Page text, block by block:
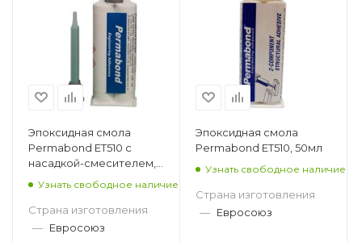
Эпоксидная смола
Permabond ET510 с
насадкой-смесителем,
Узнать свободное наличие
Страна изготовления
— Евросоюз
Эпоксидная смола
Permabond ET510, 50мл
Узнать свободное наличие
Страна изготовления
— Евросоюз